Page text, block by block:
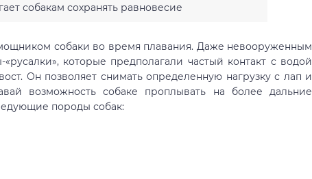
собакам сохранять равновесие
собаки во время плавания. Даже невооруженным
которые предполагали частый контакт с водой
Он позволяет снимать определенную нагрузку с лап и
возможность собаке проплывать на более дальние
породы собак: